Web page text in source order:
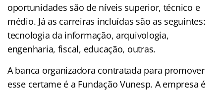
oportunidades são de níveis superior, técnico e
médio. Já as carreiras incluídas são as seguintes:
tecnologia da informação, arquivologia,
engenharia, fiscal, educação, outras.
A banca organizadora contratada para promover
esse certame é a Fundação Vunesp. A empresa é